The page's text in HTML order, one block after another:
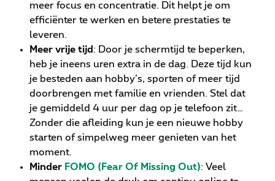
meer focus en concentratie. Dit helpt je om
efficiënter te werken en betere prestaties te
leveren.
Meer vrije tijd : Door je schermtijd te beperken,
heb je ineens uren extra in de dag. Deze tijd kun
je besteden aan hobby’s, sporten of meer tijd
doorbrengen met familie en vrienden. Stel dat
je gemiddeld 4 uur per dag op je telefoon zit…
Zonder die afleiding kun je een nieuwe hobby
starten of simpelweg meer genieten van het
moment.
Minder FOMO (Fear Of Missing Out): Veel